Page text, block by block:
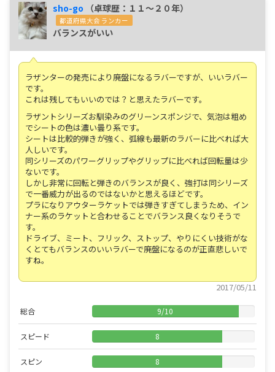
sho-go （卓球歴：１１～２０年）
都道府県大会 ランカー
バランスがいい
ラザンターの発売により廃盤になるラバーですが、いいラバー
です。
これは残してもいいのでは？と思えたラバーです。
ラザントシリーズお馴染みのグリーンスポンジで、気泡は粗め
でシートの色は濃い曇り系です。
シートは比較的弾きが強く、弧線も最新のラバーに比べれば大
人しいです。
同シリーズのパワーグリップやグリップに比べれば回転量は少
ないです。
しかし非常に回転と弾きのバランスが良く、強打は同シリーズ
で一番威力が出るのではないかと思えるほどです。
プラになりアウターラケットでは弾きすぎてしまうため、イン
ナー系のラケットと合わせることでバランス良くなりそうで
す。
ドライブ、ミート、フリック、ストップ、やりにくい技術がな
くとてもバランスのいいラバーで廃盤になるのが正直悲しいで
すね。
2017/05/11
総合 9/10
スピード 8
スピン 8